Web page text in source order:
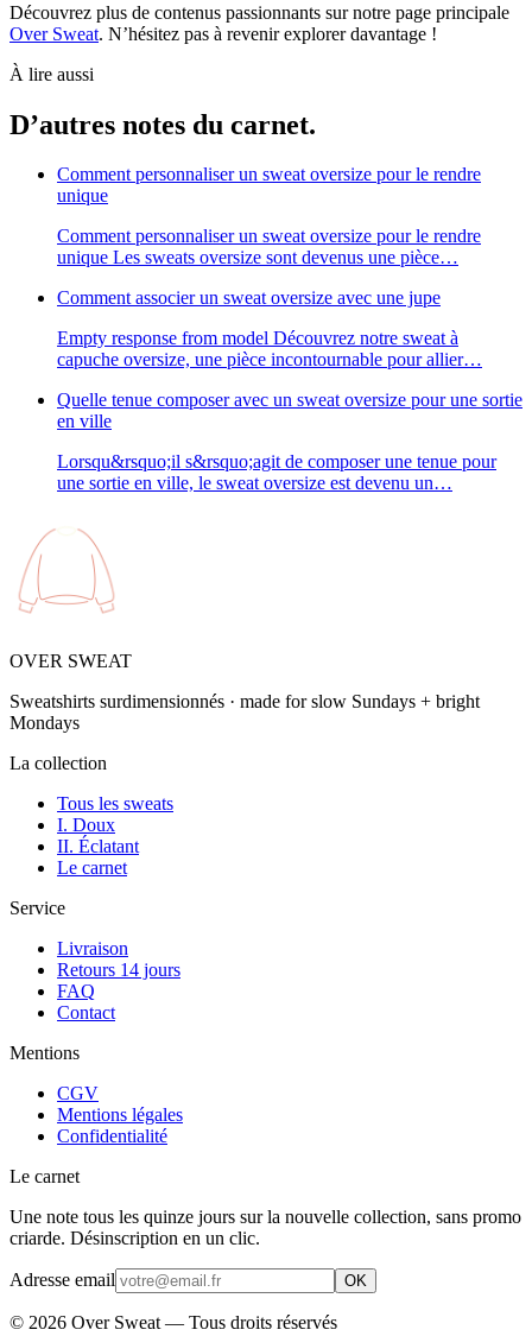
Découvrez plus de contenus passionnants sur notre page principale
Over Sweat. N’hésitez pas à revenir explorer davantage !
À lire aussi
D’autres notes du carnet.
Comment personnaliser un sweat oversize pour le rendre
unique
Comment personnaliser un sweat oversize pour le rendre
unique Les sweats oversize sont devenus une pièce…
Comment associer un sweat oversize avec une jupe
Empty response from model Découvrez notre sweat à
capuche oversize, une pièce incontournable pour allier…
Quelle tenue composer avec un sweat oversize pour une sortie
en ville
Lorsqu&rsquo;il s&rsquo;agit de composer une tenue pour
une sortie en ville, le sweat oversize est devenu un…
OVER SWEAT
Sweatshirts surdimensionnés · made for slow Sundays + bright
Mondays
La collection
Tous les sweats
I. Doux
II. Éclatant
Le carnet
Service
Livraison
Retours 14 jours
FAQ
Contact
Mentions
CGV
Mentions légales
Confidentialité
Le carnet
Une note tous les quinze jours sur la nouvelle collection, sans promo
criarde. Désinscription en un clic.
Adresse email OK
© 2026 Over Sweat — Tous droits réservés